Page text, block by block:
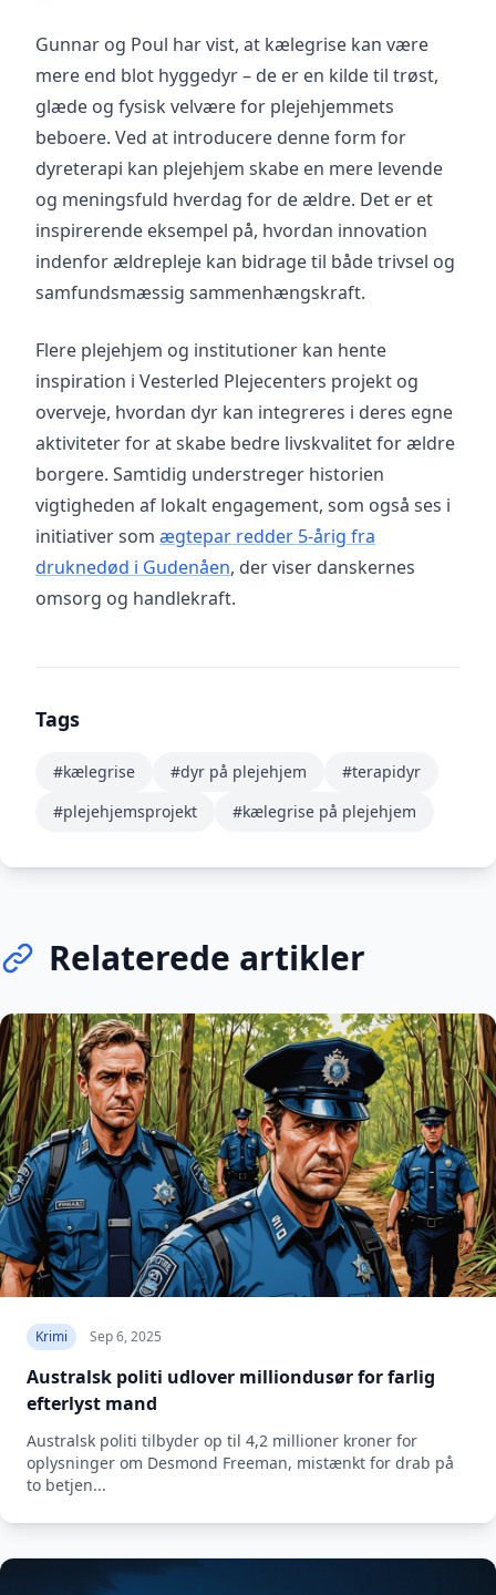
Gunnar og Poul har vist, at kælegrise kan være
mere end blot hyggedyr – de er en kilde til trøst,
glæde og fysisk velvære for plejehjemmets
beboere. Ved at introducere denne form for
dyreterapi kan plejehjem skabe en mere levende
og meningsfuld hverdag for de ældre. Det er et
inspirerende eksempel på, hvordan innovation
indenfor ældrepleje kan bidrage til både trivsel og
samfundsmæssig sammenhængskraft.
Flere plejehjem og institutioner kan hente
inspiration i Vesterled Plejecenters projekt og
overveje, hvordan dyr kan integreres i deres egne
aktiviteter for at skabe bedre livskvalitet for ældre
borgere. Samtidig understreger historien
vigtigheden af lokalt engagement, som også ses i
initiativer som ægtepar redder 5-årig fra
druknedød i Gudenåen, der viser danskernes
omsorg og handlekraft.
Tags
#kælegrise #dyr på plejehjem
#terapidyr
#plejehjemsprojekt
#kælegrise på plejehjem
Relaterede artikler
Krimi Sep 6, 2025
Australsk politi udlover milliondusør for farlig
efterlyst mand
Australsk politi tilbyder op til 4,2 millioner kroner for
oplysninger om Desmond Freeman, mistænkt for drab på
to betjen...